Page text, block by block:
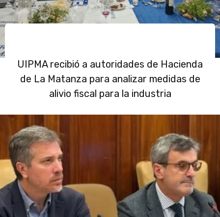
UIPMA recibió a autoridades de Hacienda
de La Matanza para analizar medidas de
alivio fiscal para la industria